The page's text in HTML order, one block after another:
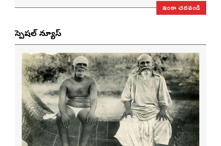
ఇంకా చదవండి
స్పెషల్ న్యూస్